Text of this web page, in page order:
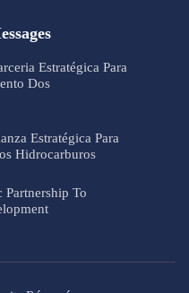
Estratégica Para
Dos
Estratégica Para
Hidrocarburos
Partnership To